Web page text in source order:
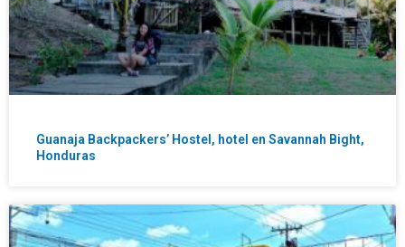
Guanaja Backpackers’ Hostel, hotel en Savannah Bight,
Honduras